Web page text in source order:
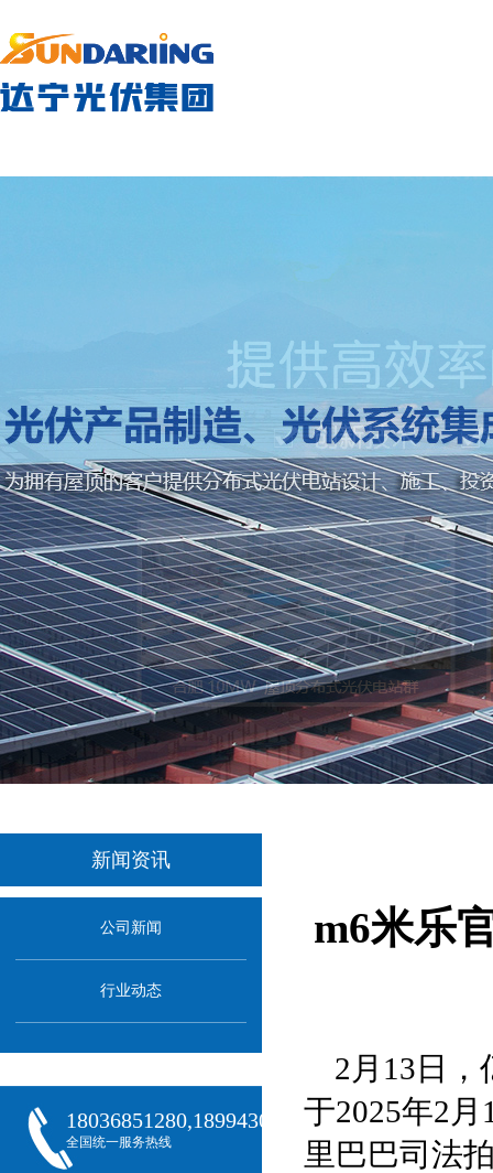
新闻资讯
公司新闻
行业动态
18036851280,18994301288,18068407382
全国统一服务热线
m6米乐
2月13日
于2025年2
里巴巴司法